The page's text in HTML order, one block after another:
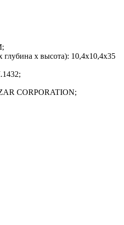
х высота): 10,4х10,4х35
CORPORATION;